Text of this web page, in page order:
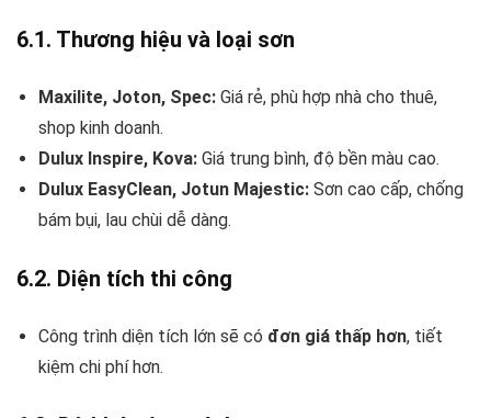
6.1. Thương hiệu và loại sơn
Maxilite, Joton, Spec: Giá rẻ, phù hợp nhà cho thuê,
shop kinh doanh.
Dulux Inspire, Kova: Giá trung bình, độ bền màu cao.
Dulux EasyClean, Jotun Majestic: Sơn cao cấp, chống
bám bụi, lau chùi dễ dàng.
6.2. Diện tích thi công
Công trình diện tích lớn sẽ có đơn giá thấp hơn, tiết
kiệm chi phí hơn.